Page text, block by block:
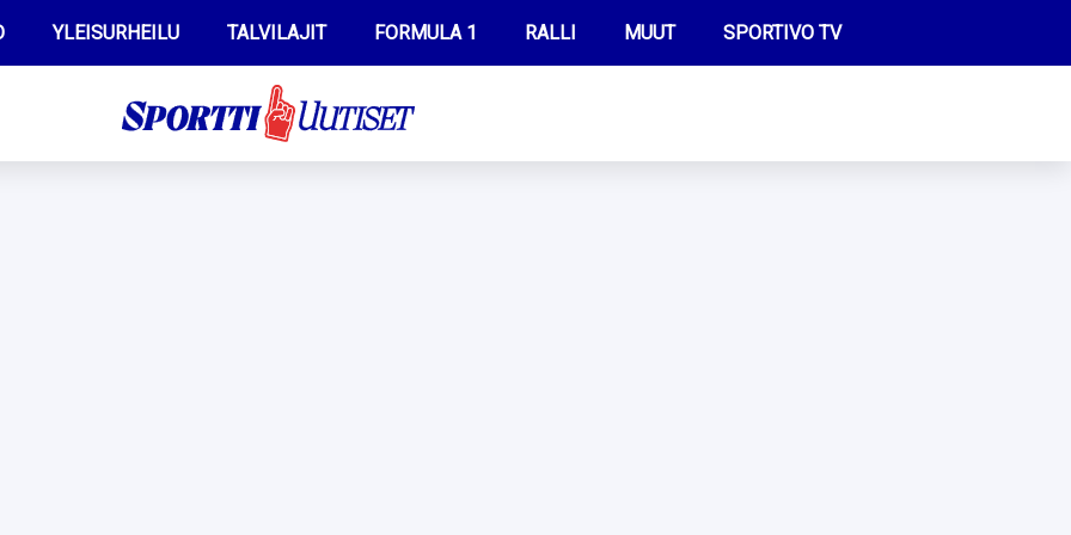
YLEISURHEILU TALVILAJIT FORMULA 1 RALLI MUUT SPORTIVO TV